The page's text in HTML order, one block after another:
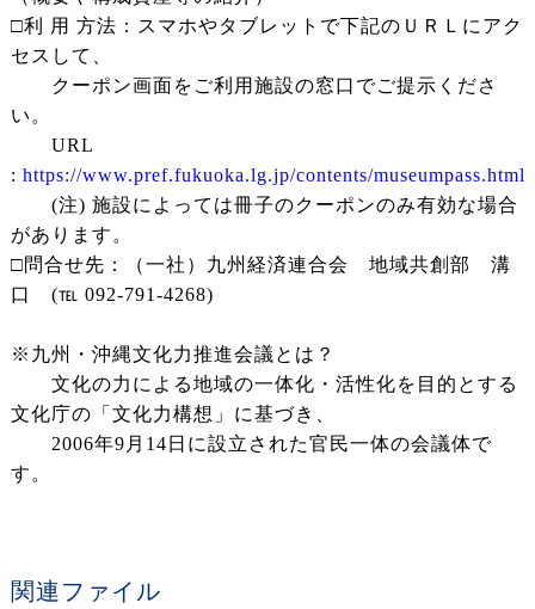
□利 用 方法：スマホやタブレットで下記のＵＲＬにアク
セスして、
クーポン画面をご利用施設の窓口でご提示くださ
い。
URL
: https://www.pref.fukuoka.lg.jp/contents/museumpass.html
(注) 施設によっては冊子のクーポンのみ有効な場合
があります。
□問合せ先：（一社）九州経済連合会 地域共創部 溝
口 (℡ 092‐791‐4268)
※九州・沖縄文化力推進会議とは？
文化の力による地域の一体化・活性化を目的とする
文化庁の「文化力構想」に基づき、
2006年9月14日に設立された官民一体の会議体で
す。
関連ファイル